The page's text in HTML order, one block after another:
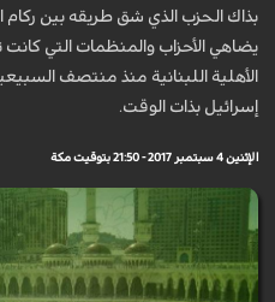
بذاك الحزب الذي شق طريقه بين ركام
يضاهي الأحزاب والمنظمات التي كانت
الأهلية اللبنانية منذ منتصف
إسرائيل بذات الوقت.
الإثنين 4 سبتمبر 2017 - 21:50 بتوقيت مكة